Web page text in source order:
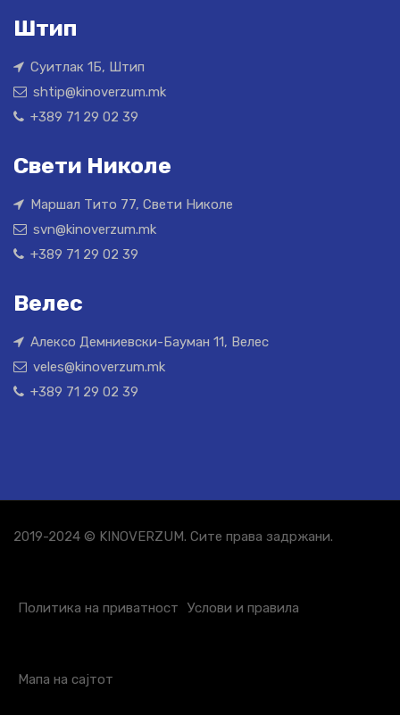
Штип
Суитлак 1Б, Штип
shtip@kinoverzum.mk
+389 71 29 02 39
Свети Николе
Маршал Тито 77, Свети Николе
svn@kinoverzum.mk
+389 71 29 02 39
Велес
Алексо Демниевски-Бауман 11, Велес
veles@kinoverzum.mk
+389 71 29 02 39
2019-2024 © KINOVERZUM. Сите права задржани.
Политика на приватност Услови и правила
Мапа на сајтот